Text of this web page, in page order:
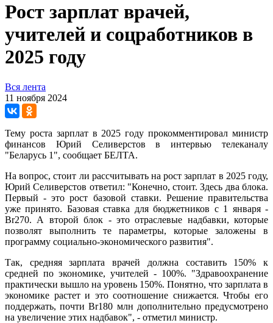
Рост зарплат врачей,
учителей и соцработников в
2025 году
Вся лента
11 ноября 2024
Тему роста зарплат в 2025 году прокомментировал министр
финансов Юрий Селиверстов в интервью телеканалу
"Беларусь 1", сообщает БЕЛТА.
На вопрос, стоит ли рассчитывать на рост зарплат в 2025 году,
Юрий Селиверстов ответил: "Конечно, стоит. Здесь два блока.
Первый - это рост базовой ставки. Решение правительства
уже принято. Базовая ставка для бюджетников с 1 января -
Br270. А второй блок - это отраслевые надбавки, которые
позволят выполнить те параметры, которые заложены в
программу социально-экономического развития".
Так, средняя зарплата врачей должна составить 150% к
средней по экономике, учителей - 100%. "Здравоохранение
практически вышло на уровень 150%. Понятно, что зарплата в
экономике растет и это соотношение снижается. Чтобы его
поддержать, почти Br180 млн дополнительно предусмотрено
на увеличение этих надбавок", - отметил министр.